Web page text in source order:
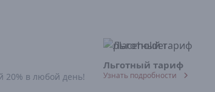
20% в любой день!
Льготный тариф
Узнать подробности